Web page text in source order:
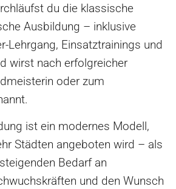
du die klassische
Ausbildung – inklusive
Lehrgang, Einsatztrainings und
wirst nach erfolgreicher
oder zum
ist ein modernes Modell,
Städten angeboten wird – als
Bedarf an
und den Wunsch